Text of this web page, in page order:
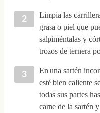
Limpia las
grasa o piel que
salpiméntalas y
trozos de ternera
En una sartén
esté bien caliente
todas sus partes
carne de la sartén